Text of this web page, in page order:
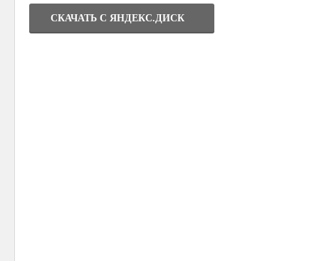
СКАЧАТЬ C ЯНДЕКС.ДИСК